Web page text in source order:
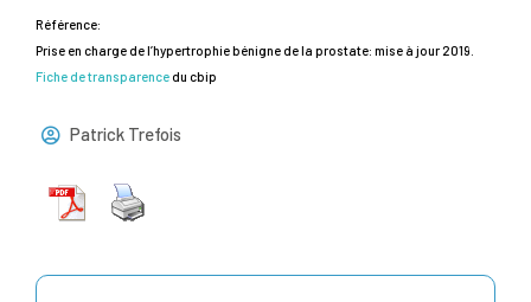
Référence:
Prise en charge de l’hypertrophie bénigne de la prostate: mise à jour 2019.
Fiche de transparence du cbip
Patrick Trefois